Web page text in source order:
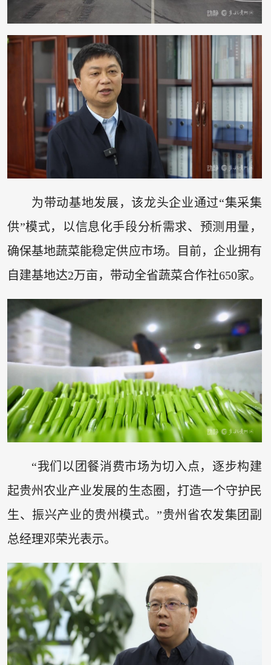
为带动基地发展，该龙头企业通过“集采集
供”模式，以信息化手段分析需求、预测用量，
确保基地蔬菜能稳定供应市场。目前，企业拥有
自建基地达2万亩，带动全省蔬菜合作社650家。
“我们以团餐消费市场为切入点，逐步构建
起贵州农业产业发展的生态圈，打造一个守护民
生、振兴产业的贵州模式。”贵州省农发集团副
总经理邓荣光表示。